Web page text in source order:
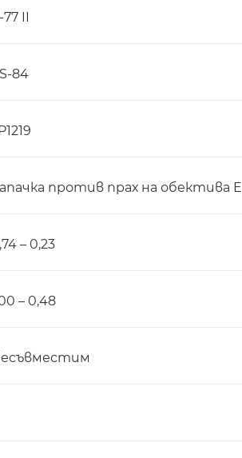
77 II
84
против прах на обектива E
– 0,23
– 0,48